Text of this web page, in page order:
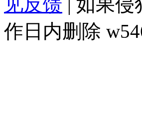
作日内删除